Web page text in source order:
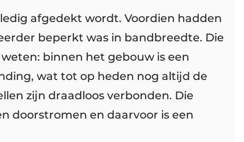
afgedekt wordt. Voordien hadden
beperkt was in bandbreedte. Die
binnen het gebouw is een
wat tot op heden nog altijd de
zijn draadloos verbonden. Die
doorstromen en daarvoor is een